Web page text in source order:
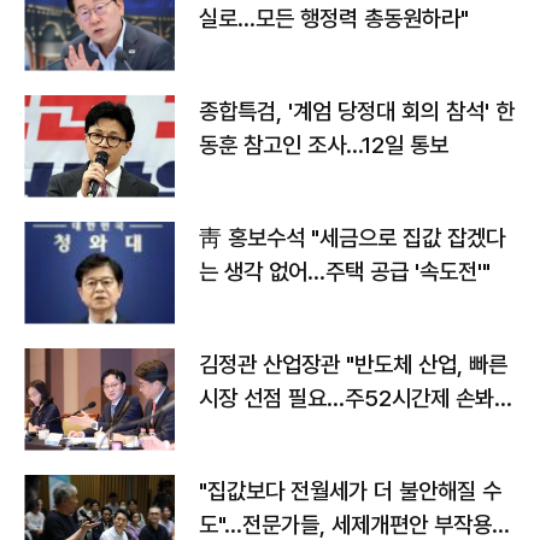
실로…모든 행정력 총동원하라"
종합특검, '계엄 당정대 회의 참석' 한
동훈 참고인 조사...12일 통보
靑 홍보수석 "세금으로 집값 잡겠다
는 생각 없어…주택 공급 '속도전'"
김정관 산업장관 "반도체 산업, 빠른
시장 선점 필요…주52시간제 손봐
"집값보다 전월세가 더 불안해질 수
도"…전문가들, 세제개편안 부작용